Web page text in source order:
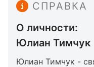
СПРАВКА
О личности:
Юлиан Тимчук
Юлиан Тимчук -